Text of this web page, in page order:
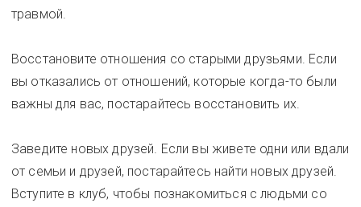
травмой.
Восстановите отношения со старыми друзьями. Если
вы отказались от отношений, которые когда-то были
важны для вас, постарайтесь восстановить их.
Заведите новых друзей. Если вы живете одни или вдали
от семьи и друзей, постарайтесь найти новых друзей.
Вступите в клуб, чтобы познакомиться с людьми со